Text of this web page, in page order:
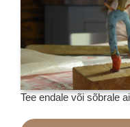
Tee endale või sõbrale